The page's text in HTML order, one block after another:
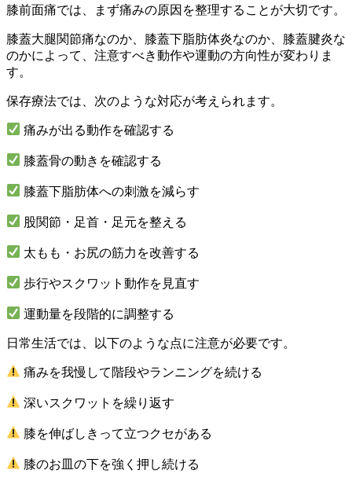
膝前面痛では、まず痛みの原因を整理することが大切です。
膝蓋大腿関節痛なのか、膝蓋下脂肪体炎なのか、膝蓋腱炎な
のかによって、注意すべき動作や運動の方向性が変わりま
す。
保存療法では、次のような対応が考えられます。
痛みが出る動作を確認する
膝蓋骨の動きを確認する
膝蓋下脂肪体への刺激を減らす
股関節・足首・足元を整える
太もも・お尻の筋力を改善する
歩行やスクワット動作を見直す
運動量を段階的に調整する
日常生活では、以下のような点に注意が必要です。
痛みを我慢して階段やランニングを続ける
深いスクワットを繰り返す
膝を伸ばしきって立つクセがある
膝のお皿の下を強く押し続ける